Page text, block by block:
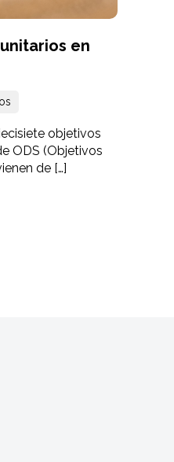
en
objetivos
ODS (Objetivos
de […]